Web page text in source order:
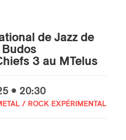
de Jazz de
Budos
3 au MTelus
• 20:30
/ ROCK EXPÉRIMENTAL